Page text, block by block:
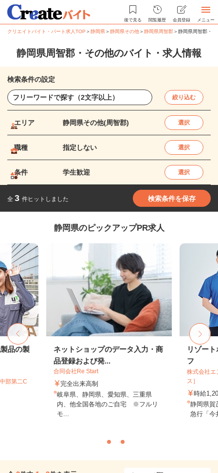
後で見る 閲覧履歴 会員登録 メニュー
クリエイトバイト・パート求人TOP ＞静岡県＞静岡県その他＞静岡県周智郡＞静岡県周智郡・
静岡県周智郡・その他のバイト・求人情報
検索条件の設定
絞り込む
エリア 静岡県その他(周智郡) 選択
職種 指定しない 選択
条件 学生歓迎 選択
全 3 件ヒットしました 検索条件を保存
静岡県のピックアップPR求人
品の製
部第二C
ネットショップのデータ入力・商
品登録および発...
合同会社Re Start
完全出来高制
岐阜県、静岡県、愛知県、三重県
内、他全国各地のご自宅 ※フルリ
モ...
リゾー
フ
株式会社エ
ス］
時給
静岡県賀
急行「今